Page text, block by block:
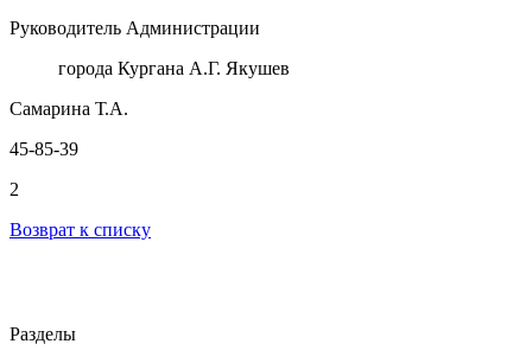
Руководитель Администрации
города Кургана А.Г. Якушев
Самарина Т.А.
45-85-39
2
Возврат к списку
Разделы